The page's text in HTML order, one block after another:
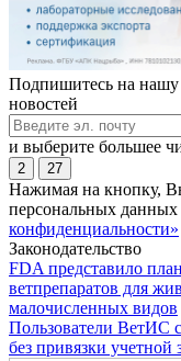
Подпишитесь на нашу
новостей
и выберите большее
2 27
Нажимая на кнопку,
персональных данных
конфиденциальности»
Законодательство
FDA представило
ветпрепаратов для
малочисленных видов
Пользователи ВетИС
без привязки учетной